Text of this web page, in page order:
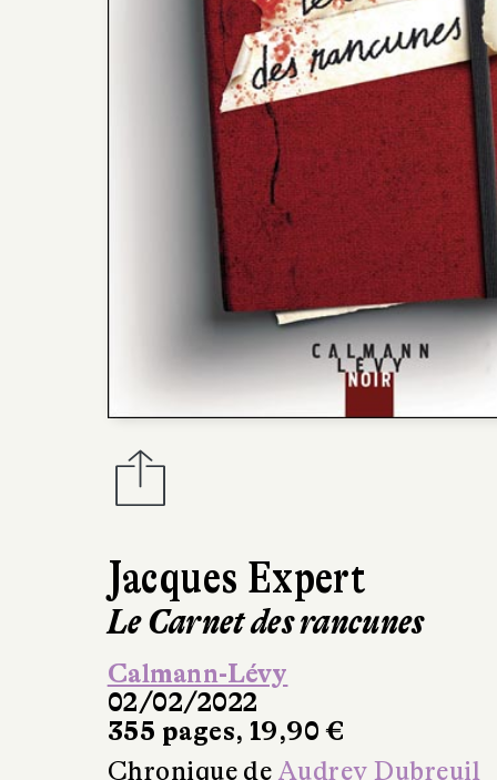
Jacques Expert
Le Carnet des rancunes
Calmann-Lévy
02/02/2022
355 pages, 19,90 €
Chronique de Audrey Dubreuil